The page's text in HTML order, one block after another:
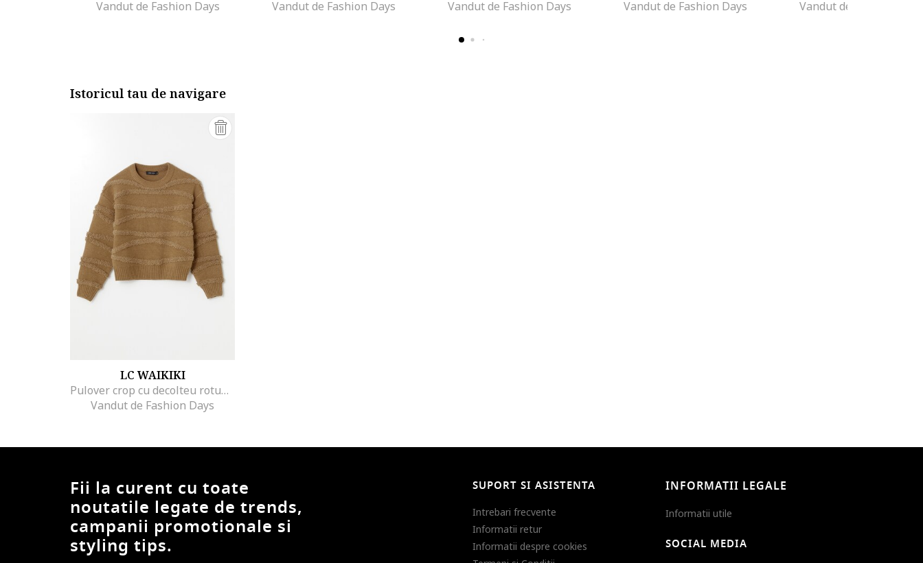
Vandut de Fashion Days
Vandut de Fashion Days
Vandut de Fashion Days
Vandut de Fashion Days
Vandut de Fashion Days
Istoricul tau de navigare
LC WAIKIKI
Pulover crop cu decolteu rotund, Maro
Vandut de Fashion Days
Fii la curent cu toate
noutatile legate de trends,
campanii promotionale si
styling tips.
SUPORT SI ASISTENTA
Intrebari frecvente
Informatii retur
Informatii despre cookies
INFORMATII LEGALE
Informatii utile
SOCIAL MEDIA